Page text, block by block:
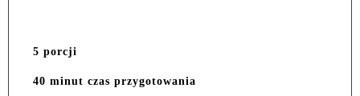
5 porcji
40 minut czas przygotowania